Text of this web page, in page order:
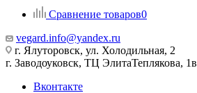
Сравнение товаров0
vegard.info@yandex.ru
г. Ялуторовск, ул. Холодильная, 2
г. Заводоуковск, ​ТЦ Элита​Теплякова, 1в
Вконтакте